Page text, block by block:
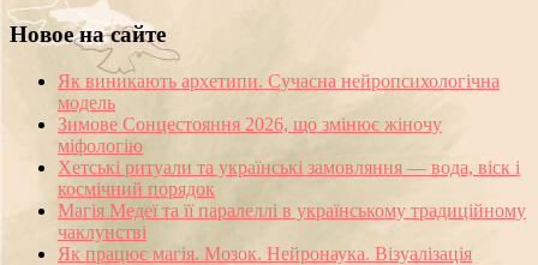
Новое на сайте
Як виникають архетипи. Сучасна нейропсихологічна
модель
Зимове Сонцестояння 2026, що змінює жіночу
міфологію
Хетські ритуали та українські замовляння — вода, віск і
космічний порядок
Магія Медеї та її паралеллі в українському традиційному
чаклунстві
Як працює магія. Мозок. Нейронаука. Візуалізація